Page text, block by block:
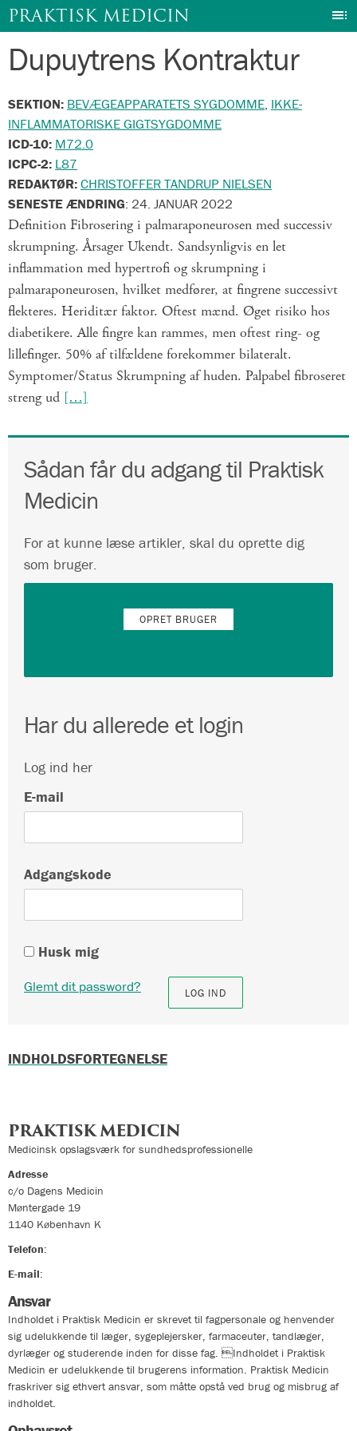
Gå
PRAKTISK MEDICIN
Dupuytrens Kontraktur
SEKTION: BEVÆGEAPPARATETS SYGDOMME, IKKE-
INFLAMMATORISKE GIGTSYGDOMME
ICD-10: M72.0
ICPC-2: L87
REDAKTØR:CHRISTOFFER TANDRUP NIELSEN
SENESTE ÆNDRING: 24. JANUAR 2022
Definition Fibrosering i palmaraponeurosen med successiv
skrumpning. Årsager Ukendt. Sandsynligvis en let
inflammation med hypertrofi og skrumpning i
palmaraponeurosen, hvilket medfører, at fingrene successivt
flekteres. Heriditær faktor. Oftest mænd. Øget risiko hos
diabetikere. Alle fingre kan rammes, men oftest ring- og
lillefinger. 50% af tilfældene forekommer bilateralt.
Symptomer/Status Skrumpning af huden. Palpabel fibroseret
streng ud […]
Sådan får du adgang til Praktisk
Medicin
For at kunne læse artikler, skal du oprette dig
som bruger.
OPRET BRUGER
Har du allerede et login
Log ind her
E-mail
Adgangskode
Husk mig
Glemt dit password?
INDHOLDSFORTEGNELSE
PRAKTISK MEDICIN
Medicinsk opslagsværk for sundhedsprofessionelle
Adresse
c/o Dagens Medicin
Møntergade 19
1140 København K
Telefon:
E-mail:
Ansvar
Indholdet i Praktisk Medicin er skrevet til fagpersonale og henvender
sig udelukkende til læger, sygeplejersker, farmaceuter, tandlæger,
dyrlæger og studerende inden for disse fag. Indholdet i Praktisk
Medicin er udelukkende til brugerens information. Praktisk Medicin
fraskriver sig ethvert ansvar, som måtte opstå ved brug og misbrug af
indholdet.